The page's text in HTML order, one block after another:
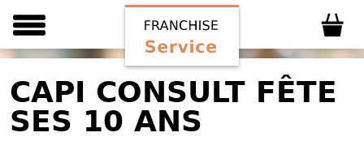
CAPI CONSULT FÊTE
SES 10 ANS